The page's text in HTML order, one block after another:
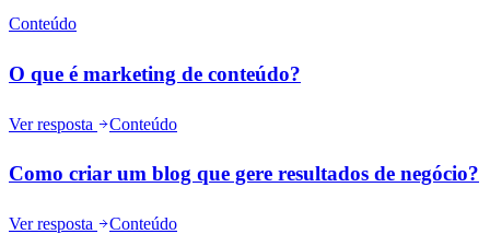
Conteúdo
O que é marketing de conteúdo?
Ver resposta Conteúdo
Como criar um blog que gere resultados de negócio?
Ver resposta Conteúdo